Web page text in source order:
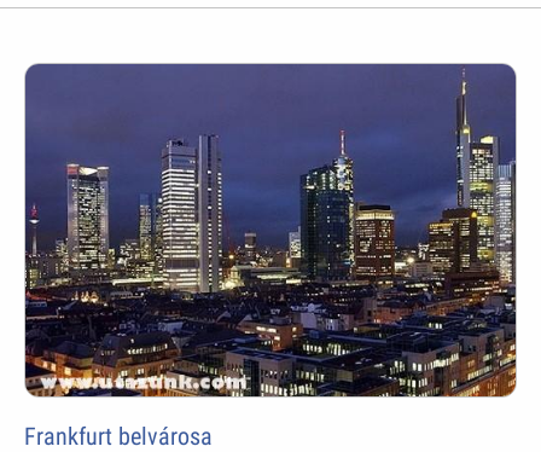
Frankfurt belvárosa